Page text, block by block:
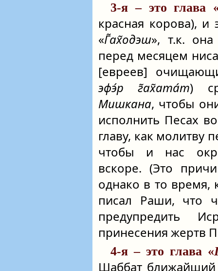
3-я – это глава
красная корова),
«Г̃ах̃одэш», т.к.
перед месяцем
[евреев]
эфэ́р г̃ах̃ата́т)
Мишкана, чтобы
исполнить Песах
главу, как молитву
чтобы и нас
вскоре. (Это
однако в то время,
писал Раши, что
предупредить
принесения жертв
4-я – это глава «
Шаббат